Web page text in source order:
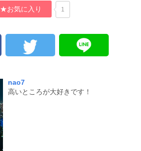
★お気に入り 1
nao7
高いところが大好きです！